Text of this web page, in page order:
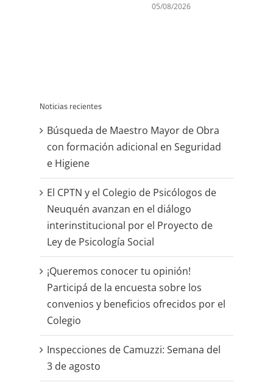
05/08/2026
Noticias recientes
Búsqueda de Maestro Mayor de Obra
con formación adicional en Seguridad
e Higiene
El CPTN y el Colegio de Psicólogos de
Neuquén avanzan en el diálogo
interinstitucional por el Proyecto de
Ley de Psicología Social
¡Queremos conocer tu opinión!
Participá de la encuesta sobre los
convenios y beneficios ofrecidos por el
Colegio
Inspecciones de Camuzzi: Semana del
3 de agosto